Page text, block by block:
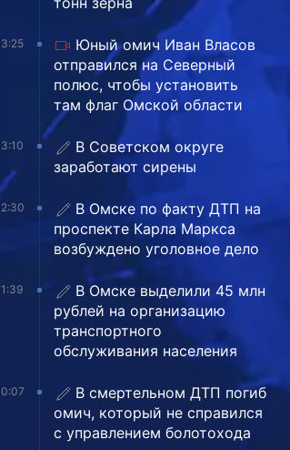
Юный омич Иван Власов
отправился на Северный
полюс, чтобы установить
там флаг Омской области
В Советском округе
заработают сирены
В Омске по факту ДТП на
проспекте Карла Маркса
возбуждено уголовное дело
В Омске выделили 45 млн
рублей на организацию
транспортного
обслуживания населения
В смертельном ДТП погиб
омич, который не справился
с управлением болотохода